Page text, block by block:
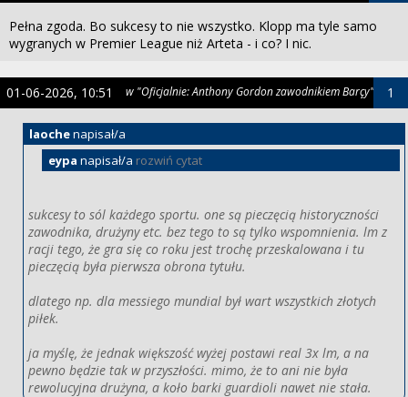
Pełna zgoda. Bo sukcesy to nie wszystko. Klopp ma tyle samo
wygranych w Premier League niż Arteta - i co? I nic.
laochenapisał/a
eypa napisał/a rozwiń cytat
sukcesy to sól każdego sportu. one są pieczęcią historyczności
zawodnika, drużyny etc. bez tego to są tylko wspomnienia. lm z
racji tego, że gra się co roku jest trochę przeskalowana i tu
pieczęcią była pierwsza obrona tytułu.
dlatego np. dla messiego mundial był wart wszystkich złotych
piłek.
ja myślę, że jednak większość wyżej postawi real 3x lm, a na
pewno będzie tak w przyszłości. mimo, że to ani nie była
rewolucyjna drużyna, a koło barki guardioli nawet nie stała.
01-06-2026, 10:51 w "Oficjalnie: Anthony Gordon zawodnikiem Barçy" 1